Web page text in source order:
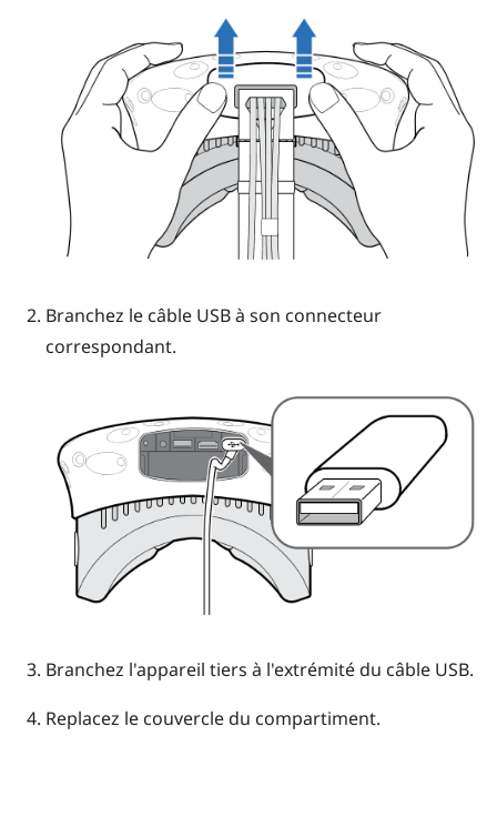
Branchez le câble USB à son connecteur
correspondant.
Branchez l'appareil tiers à l'extrémité du câble USB.
Replacez le couvercle du compartiment.